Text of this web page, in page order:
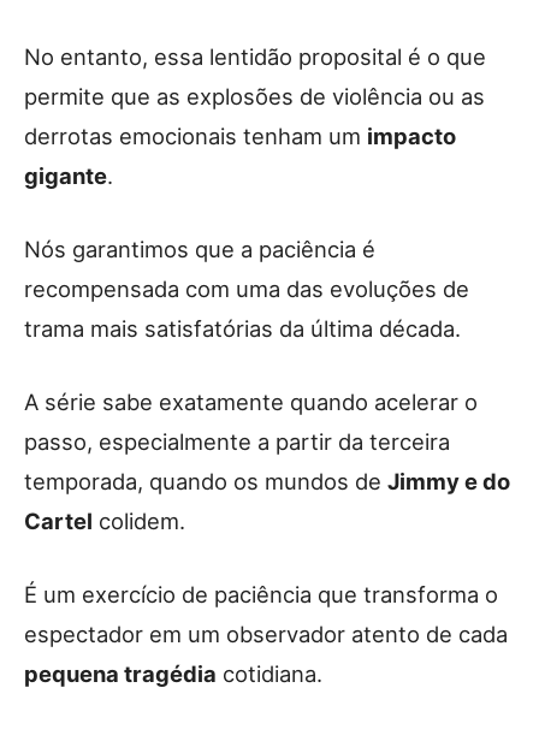
No entanto, essa lentidão proposital é o que
permite que as explosões de violência ou as
derrotas emocionais tenham um impacto
gigante.
Nós garantimos que a paciência é
recompensada com uma das evoluções de
trama mais satisfatórias da última década.
A série sabe exatamente quando acelerar o
passo, especialmente a partir da terceira
temporada, quando os mundos de Jimmy e do
Cartel colidem.
É um exercício de paciência que transforma o
espectador em um observador atento de cada
pequena tragédia cotidiana.